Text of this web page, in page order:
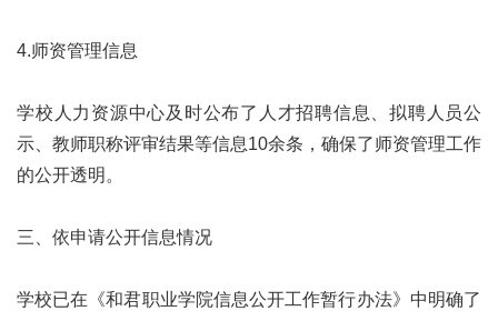
4.师资管理信息
学校人力资源中心及时公布了人才招聘信息、拟聘人员公
示、教师职称评审结果等信息10余条，确保了师资管理工作
的公开透明。
三、依申请公开信息情况
学校已在《和君职业学院信息公开工作暂行办法》中明确了